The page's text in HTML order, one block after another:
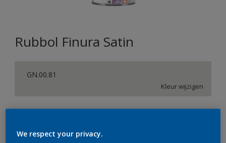
Rubbol Finura Satin
GN.00.81
Kleur wijzigen
1 L
We respect your privacy.